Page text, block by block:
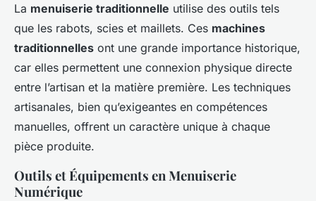
La menuiserie traditionnelle utilise des outils tels
que les rabots, scies et maillets. Ces machines
traditionnelles ont une grande importance historique,
car elles permettent une connexion physique directe
entre l’artisan et la matière première. Les techniques
artisanales, bien qu’exigeantes en compétences
manuelles, offrent un caractère unique à chaque
pièce produite.
Outils et Équipements en Menuiserie
Numérique